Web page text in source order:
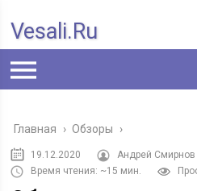
Vesali.ru
Главная › Обзоры ›
19.12.2020
Андрей Смирнов
Время чтения: ~15 мин.